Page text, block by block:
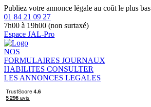
Publiez votre annonce légale au coût le plus bas
01 84 21 09 27
7h00 à 19h00 (non surtaxé)
Espace JAL-Pro
NOS
FORMULAIRES JOURNAUX
HABILITES CONSULTER
LES ANNONCES LEGALES